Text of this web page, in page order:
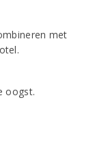
met
oogst.